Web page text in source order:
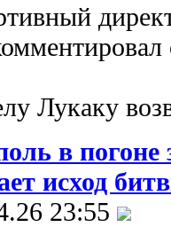
Лукаку
в
исход
23:55